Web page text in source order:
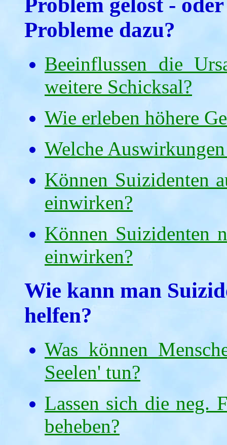
Problem gelöst -
Probleme dazu?
Beeinflussen die
weitere Schicksal?
Wie erleben höhere
Welche
Können Suizidenten
einwirken?
Können Suizidenten
einwirken?
Wie kann man
helfen?
Was können
Seelen' tun?
Lassen sich die neg.
beheben?